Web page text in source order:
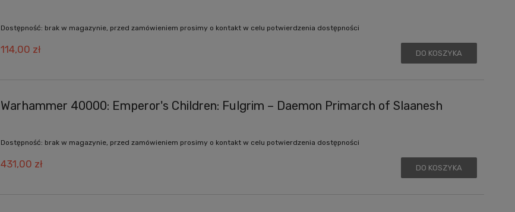
Dostępność: brak w magazynie, przed zamówieniem prosimy o kontakt w celu potwierdzenia dostępności
114,00 zł DO KOSZYKA
Warhammer 40000: Emperor's Children: Fulgrim – Daemon Primarch of Slaanesh
Dostępność: brak w magazynie, przed zamówieniem prosimy o kontakt w celu potwierdzenia dostępności
431,00 zł DO KOSZYKA